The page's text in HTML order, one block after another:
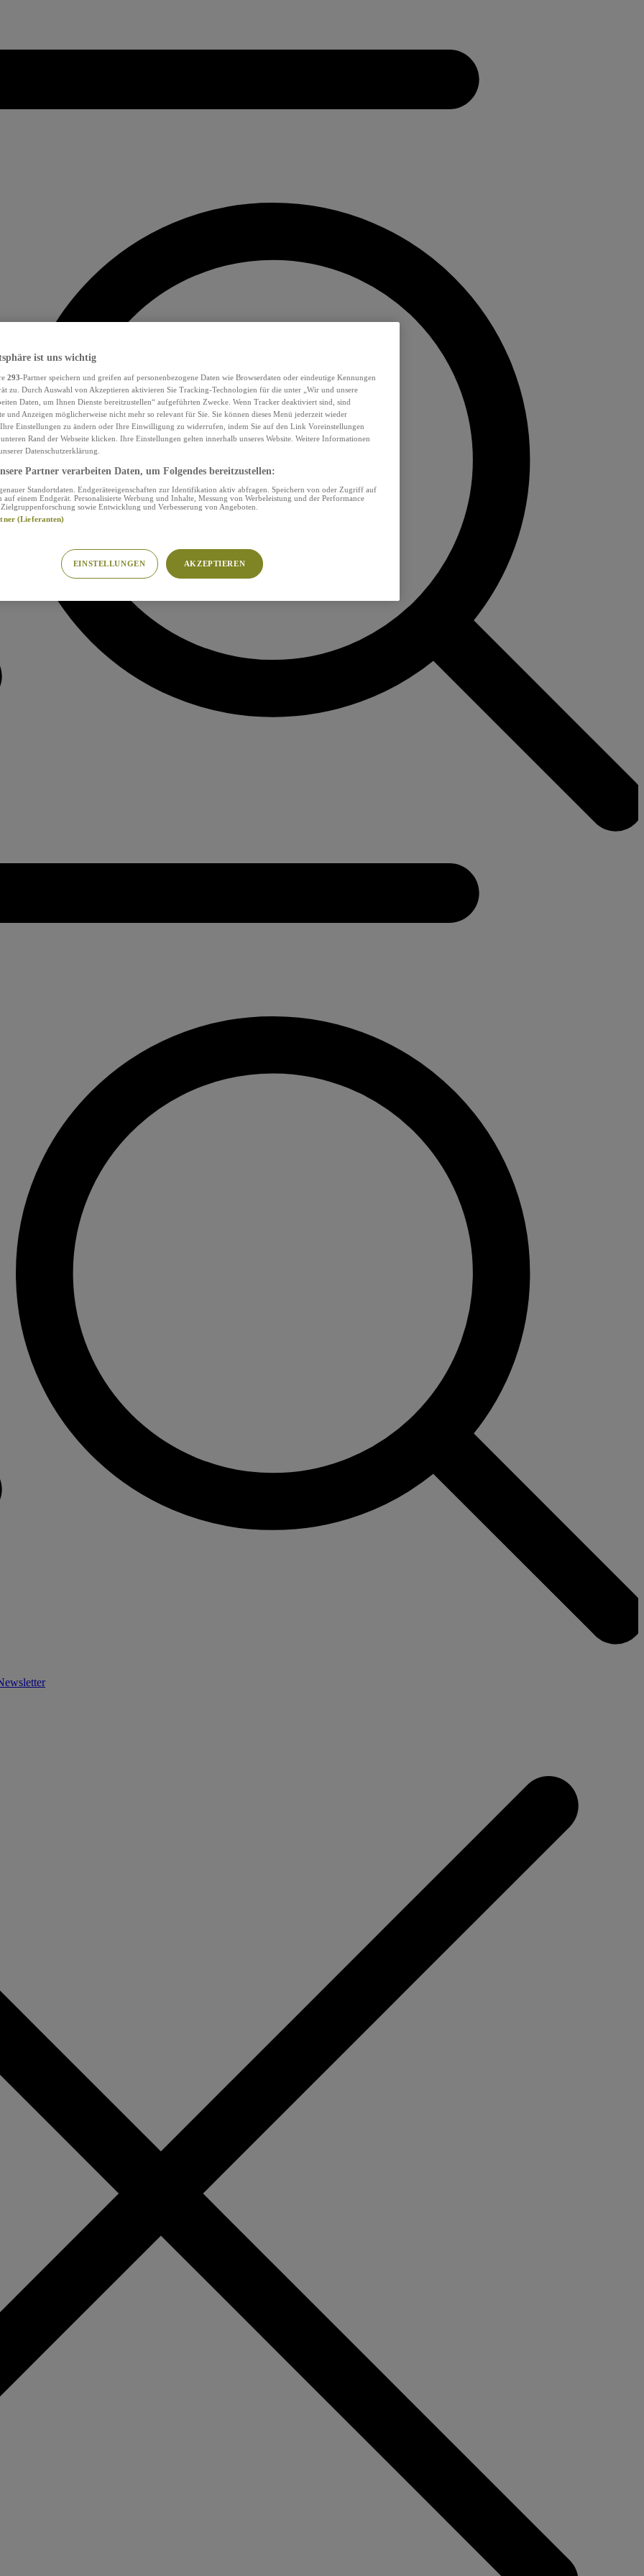
ist uns wichtig
293-Partner speichern und greifen auf personenbezogene Daten wie Browserdaten oder eindeutige Kennungen
zu. Durch Auswahl von Akzeptieren aktivieren Sie Tracking-Technologien für die unter „Wir und unsere
Daten, um Ihnen Dienste bereitzustellen“ aufgeführten Zwecke. Wenn Tracker deaktiviert sind, sind
und Anzeigen möglicherweise nicht mehr so relevant für Sie. Sie können dieses Menü jederzeit wieder
Einstellungen zu ändern oder Ihre Einwilligung zu widerrufen, indem Sie auf den Link Voreinstellungen
Rand der Webseite klicken. Ihre Einstellungen gelten innerhalb unseres Website. Weitere Informationen
Datenschutzerklärung.
Partner verarbeiten Daten, um Folgendes bereitzustellen:
Standortdaten. Endgeräteeigenschaften zur Identifikation aktiv abfragen. Speichern von oder Zugriff auf
einem Endgerät. Personalisierte Werbung und Inhalte, Messung von Werbeleistung und der Performance
sowie Entwicklung und Verbesserung von Angeboten.
(Lieferanten)
EINSTELLUNGEN AKZEPTIEREN